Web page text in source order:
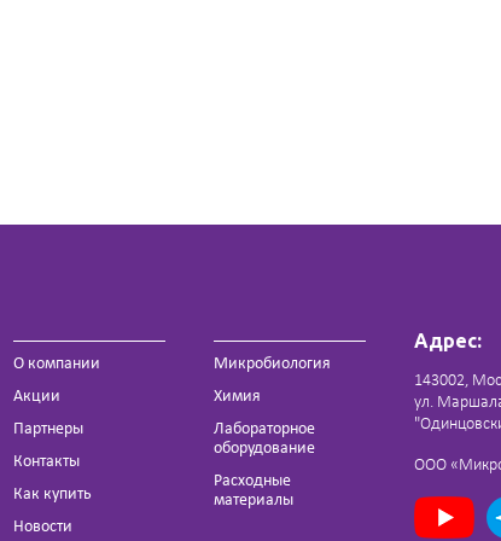
О компании
Акции
Партнеры
Контакты
Как купить
Новости
Микробиология
Химия
Лабораторное
оборудование
Расходные
материалы
Адрес:
143002,
ул.
ООО